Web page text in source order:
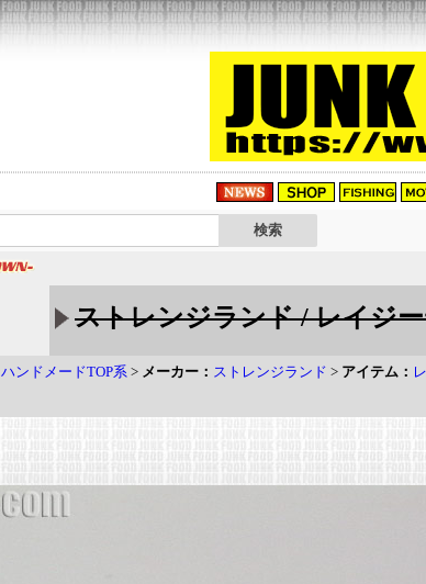
ストレンジランド / レイジ
ハンドメードTOP系 > メーカー： ストレンジランド > アイテム：